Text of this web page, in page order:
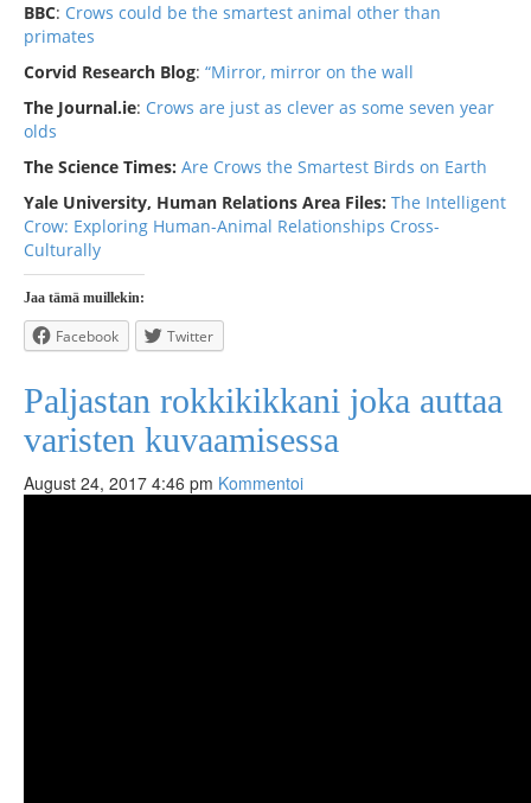
BBC: Crows could be the smartest animal other than
primates
Corvid Research Blog: “Mirror, mirror on the wall
The Journal.ie: Crows are just as clever as some seven year
olds
The Science Times: Are Crows the Smartest Birds on Earth
Yale University, Human Relations Area Files: The Intelligent
Crow: Exploring Human-Animal Relationships Cross-
Culturally
Jaa tämä muillekin:
Facebook Twitter
Paljastan rokkikikkani joka auttaa
varisten kuvaamisessa
August 24, 2017 4:46 pm Kommentoi